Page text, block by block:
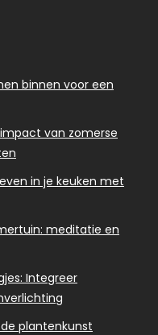
binnen voor een
van zomerse
in je keuken met
meditatie en
Integreer
plantenkunst